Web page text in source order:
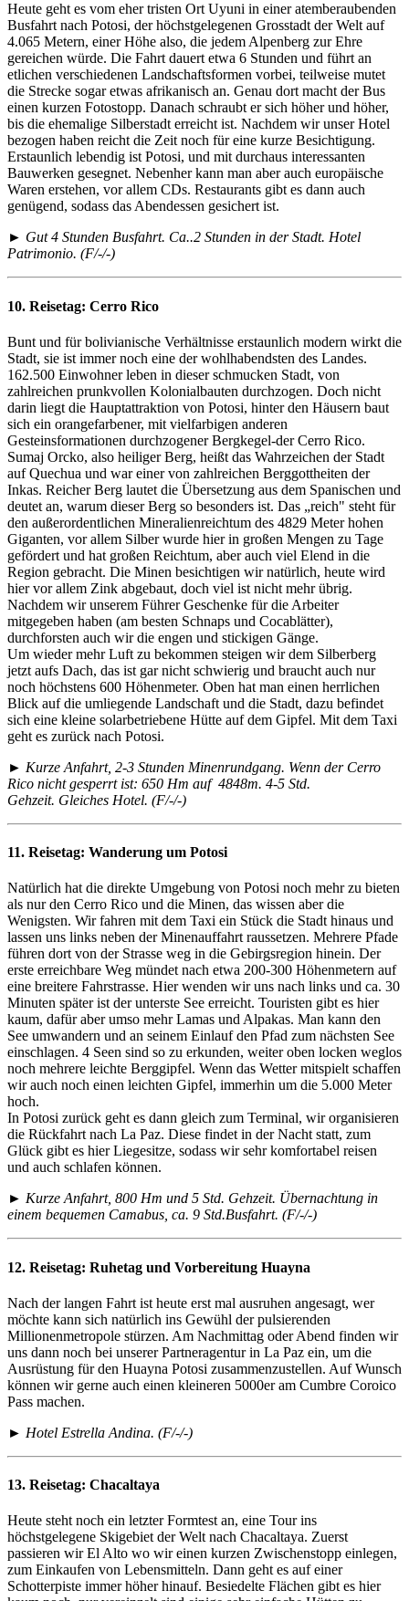
Heute geht es vom eher tristen Ort Uyuni in einer atemberaubenden
Busfahrt nach Potosi, der höchstgelegenen Grosstadt der Welt auf
4.065 Metern, einer Höhe also, die jedem Alpenberg zur Ehre
gereichen würde. Die Fahrt dauert etwa 6 Stunden und führt an
etlichen verschiedenen Landschaftsformen vorbei, teilweise mutet
die Strecke sogar etwas afrikanisch an. Genau dort macht der Bus
einen kurzen Fotostopp. Danach schraubt er sich höher und höher,
bis die ehemalige Silberstadt erreicht ist. Nachdem wir unser Hotel
bezogen haben reicht die Zeit noch für eine kurze Besichtigung.
Erstaunlich lebendig ist Potosi, und mit durchaus interessanten
Bauwerken gesegnet. Nebenher kann man aber auch europäische
Waren erstehen, vor allem CDs. Restaurants gibt es dann auch
genügend, sodass das Abendessen gesichert ist.
► Gut 4 Stunden Busfahrt. Ca..2 Stunden in der Stadt. Hotel
Patrimonio. (F/-/-)
10. Reisetag: Cerro Rico
Bunt und für bolivianische Verhältnisse erstaunlich modern wirkt die
Stadt, sie ist immer noch eine der wohlhabendsten des Landes.
162.500 Einwohner leben in dieser schmucken Stadt, von
zahlreichen prunkvollen Kolonialbauten durchzogen. Doch nicht
darin liegt die Hauptattraktion von Potosi, hinter den Häusern baut
sich ein orangefarbener, mit vielfarbigen anderen
Gesteinsformationen durchzogener Bergkegel-der Cerro Rico.
Sumaj Orcko, also heiliger Berg, heißt das Wahrzeichen der Stadt
auf Quechua und war einer von zahlreichen Berggottheiten der
Inkas. Reicher Berg lautet die Übersetzung aus dem Spanischen und
deutet an, warum dieser Berg so besonders ist. Das „reich" steht für
den außerordentlichen Mineralienreichtum des 4829 Meter hohen
Giganten, vor allem Silber wurde hier in großen Mengen zu Tage
gefördert und hat großen Reichtum, aber auch viel Elend in die
Region gebracht. Die Minen besichtigen wir natürlich, heute wird
hier vor allem Zink abgebaut, doch viel ist nicht mehr übrig.
Nachdem wir unserem Führer Geschenke für die Arbeiter
mitgegeben haben (am besten Schnaps und Cocablätter),
durchforsten auch wir die engen und stickigen Gänge.
Um wieder mehr Luft zu bekommen steigen wir dem Silberberg
jetzt aufs Dach, das ist gar nicht schwierig und braucht auch nur
noch höchstens 600 Höhenmeter. Oben hat man einen herrlichen
Blick auf die umliegende Landschaft und die Stadt, dazu befindet
sich eine kleine solarbetriebene Hütte auf dem Gipfel. Mit dem Taxi
geht es zurück nach Potosi.
► Kurze Anfahrt, 2-3 Stunden Minenrundgang. Wenn der Cerro
Rico nicht gesperrt ist: 650 Hm auf 4848m. 4-5 Std.
Gehzeit. Gleiches Hotel. (F/-/-)
11. Reisetag: Wanderung um Potosi
Natürlich hat die direkte Umgebung von Potosi noch mehr zu bieten
als nur den Cerro Rico und die Minen, das wissen aber die
Wenigsten. Wir fahren mit dem Taxi ein Stück die Stadt hinaus und
lassen uns links neben der Minenauffahrt raussetzen. Mehrere Pfade
führen dort von der Strasse weg in die Gebirgsregion hinein. Der
erste erreichbare Weg mündet nach etwa 200-300 Höhenmetern auf
eine breitere Fahrstrasse. Hier wenden wir uns nach links und ca. 30
Minuten später ist der unterste See erreicht. Touristen gibt es hier
kaum, dafür aber umso mehr Lamas und Alpakas. Man kann den
See umwandern und an seinem Einlauf den Pfad zum nächsten See
einschlagen. 4 Seen sind so zu erkunden, weiter oben locken weglos
noch mehrere leichte Berggipfel. Wenn das Wetter mitspielt schaffen
wir auch noch einen leichten Gipfel, immerhin um die 5.000 Meter
hoch.
In Potosi zurück geht es dann gleich zum Terminal, wir organisieren
die Rückfahrt nach La Paz. Diese findet in der Nacht statt, zum
Glück gibt es hier Liegesitze, sodass wir sehr komfortabel reisen
und auch schlafen können.
► Kurze Anfahrt, 800 Hm und 5 Std. Gehzeit. Übernachtung in
einem bequemen Camabus, ca. 9 Std.Busfahrt. (F/-/-)
12. Reisetag: Ruhetag und Vorbereitung Huayna
Nach der langen Fahrt ist heute erst mal ausruhen angesagt, wer
möchte kann sich natürlich ins Gewühl der pulsierenden
Millionenmetropole stürzen. Am Nachmittag oder Abend finden wir
uns dann noch bei unserer Partneragentur in La Paz ein, um die
Ausrüstung für den Huayna Potosi zusammenzustellen. Auf Wunsch
können wir gerne auch einen kleineren 5000er am Cumbre Coroico
Pass machen.
► Hotel Estrella Andina. (F/-/-)
13. Reisetag: Chacaltaya
Heute steht noch ein letzter Formtest an, eine Tour ins
höchstgelegene Skigebiet der Welt nach Chacaltaya. Zuerst
passieren wir El Alto wo wir einen kurzen Zwischenstopp einlegen,
zum Einkaufen von Lebensmitteln. Dann geht es auf einer
Schotterpiste immer höher hinauf. Besiedelte Flächen gibt es hier